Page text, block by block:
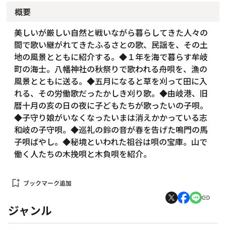
概要
美しいが厳しい自然と戦いながら暮らしてきた人々の
間で歌い継がれてきたふるさとの歌、民謡を、その土
地の風景とともに紹介する。◆１年を海で暮らす牟岐
町の海士。八幡神社の秋祭りで歌われる舟唄を、漁の
風景とともに送る。◆五月になると草を刈って田に入
れる、その労働歌だったかしき刈り歌。◆由岐港、旧
暦十月の亥の日の夜に子どもたちが歌ったいの子唄。
◆子守り娘がいなくなったいまは消えかかっている志
和岐の子守唄。◆巡礼の鈴の音が春を告げた鳴門の馬
子唄ばやし。◆秘境といわれた祖谷は唄の宝庫。山で
働く人たちの木挽唄と木負唄を紹介。
bookmark_add ブックマーク追加
ジャンル